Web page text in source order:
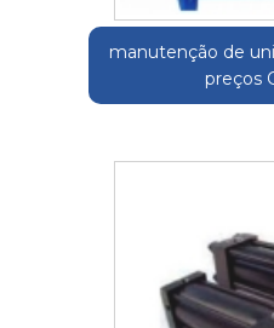
manutenção de
preços